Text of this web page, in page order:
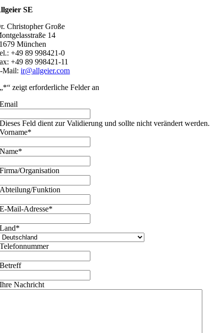
SE
Christopher Große
14
München
+49 89 998421-0
+49 89 998421-11
Mail:ir@allgeier.com
„*“ zeigt erforderliche Felder an
Email
Dieses Feld dient zur Validierung und sollte nicht verändert werden.
Vorname*
Name*
Firma/Organisation
Abteilung/Funktion
E-Mail-Adresse*
Land*
Telefonnummer
Betreff
Ihre Nachricht